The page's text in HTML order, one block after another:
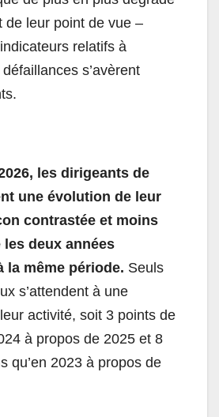
de leur point de vue –
relatifs à
défaillances s’avèrent
les dirigeants de
une évolution de leur
contrastée et moins
deux années
la même période. Seuls
s’attendent à une
activité, soit 3 points de
à propos de 2025 et 8
qu’en 2023 à propos de